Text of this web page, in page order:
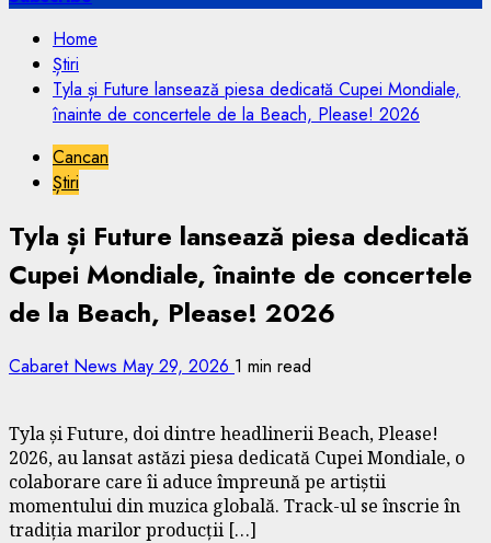
Home
Știri
Tyla și Future lansează piesa dedicată Cupei Mondiale,
înainte de concertele de la Beach, Please! 2026
Cancan
Știri
Tyla și Future lansează piesa dedicată
Cupei Mondiale, înainte de concertele
de la Beach, Please! 2026
Cabaret News May 29, 2026 1 min read
Tyla și Future, doi dintre headlinerii Beach, Please!
2026, au lansat astăzi piesa dedicată Cupei Mondiale, o
colaborare care îi aduce împreună pe artiștii
momentului din muzica globală. Track-ul se înscrie în
tradiția marilor producții […]